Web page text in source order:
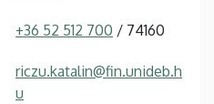
+36 52 512 700 / 74160
riczu.katalin@fin.unideb.h
u